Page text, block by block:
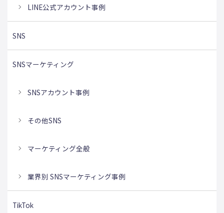
LINE公式アカウント事例
SNS
SNSマーケティング
SNSアカウント事例
その他SNS
マーケティング全般
業界別 SNSマーケティング事例
TikTok